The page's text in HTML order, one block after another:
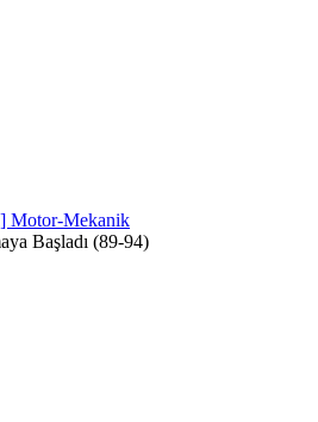
Motor-Mekanik
Başladı (89-94)